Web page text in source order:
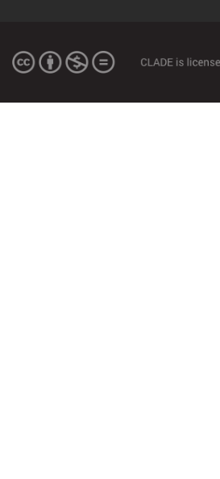
NÃO É CRISE, É PROJETO:
ESTRUTURAIS QUE
MOSTRA ESTUDO DO